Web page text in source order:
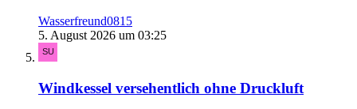
Wasserfreund0815
5. August 2026 um 03:25
Windkessel versehentlich ohne Druckluft